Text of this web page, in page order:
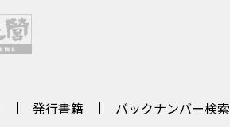
発行書籍 バックナンバー検索